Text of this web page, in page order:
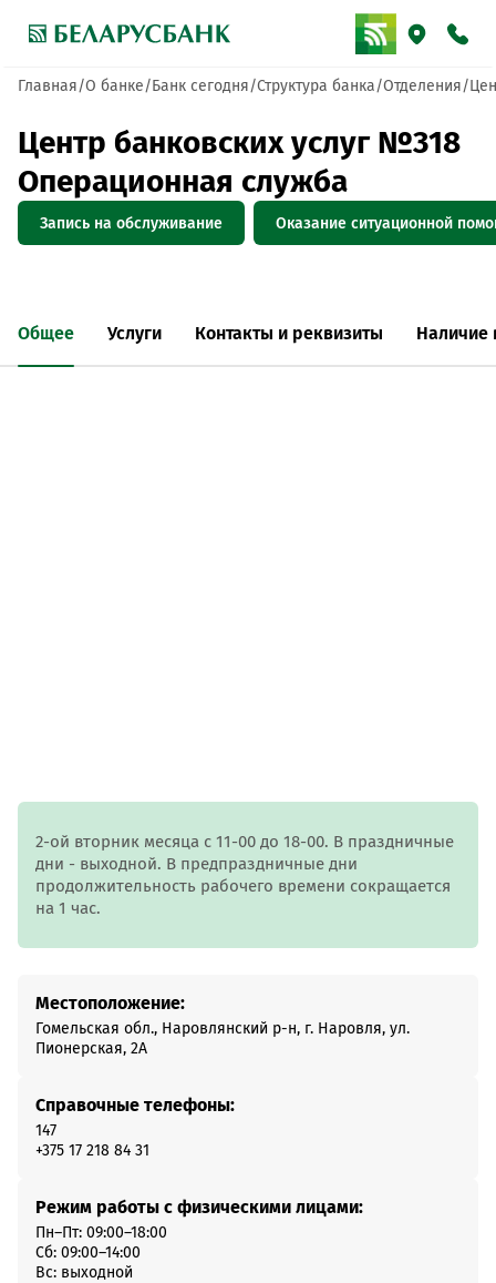
Главная О банке Банк сегодня Структура банка Отделения
Центр банковских услуг №318
Операционная служба
Запись на обслуживание Оказание ситуационной
Общее Услуги Контакты и реквизиты Наличие
2-ой вторник месяца с 11-00 до 18-00. В праздничные
дни - выходной. В предпраздничные дни
продолжительность рабочего времени сокращается
на 1 час.
Местоположение:
Гомельская обл., Наровлянский р-н, г. Наровля, ул.
Пионерская, 2А
Справочные телефоны:
147
+375 17 218 84 31
Режим работы с физическими лицами:
Пн–Пт: 09:00–18:00
Сб: 09:00–14:00
Вс: выходной